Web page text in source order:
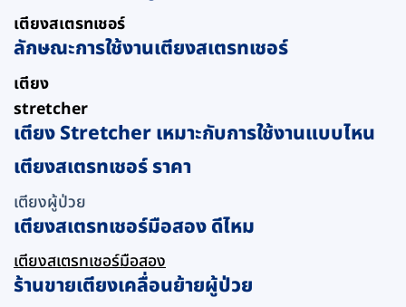
เตียงสเตรทเชอร์
ลักษณะการใช้งานเตียงสเตรทเชอร์
เตียง
stretcher
เตียง Stretcher เหมาะกับการใช้งานแบบไหน
เตียงสเตรทเชอร์ ราคา
เตียงผู้ป่วย
เตียงสเตรทเชอร์มือสอง ดีไหม
เตียงสเตรทเชอร์มือสอง
ร้านขายเตียงเคลื่อนย้ายผู้ป่วย